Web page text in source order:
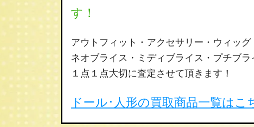
す！
アウトフィット・アクセサリー・ウィッグ
ネオブライス・ミディブライス・プチブラ
１点１点大切に査定させて頂きます！
ドール･人形の買取商品一覧はこ